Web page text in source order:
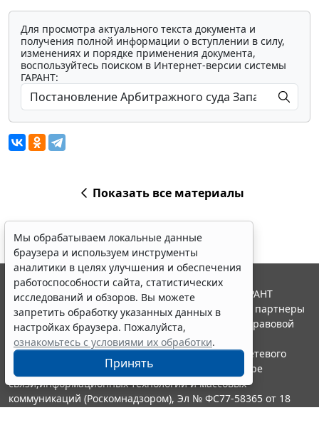
Для просмотра актуального текста документа и
получения полной информации о вступлении в силу,
изменениях и порядке применения документа,
воспользуйтесь поиском в Интернет-версии системы
ГАРАНТ:
Показать все материалы
Мы обрабатываем локальные данные
браузера и используем инструменты
аналитики в целях улучшения и обеспечения
работоспособности сайта, статистических
исследований и обзоров. Вы можете
запретить обработку указанных данных в
настройках браузера. Пожалуйста,
ознакомьтесь с условиями их обработки.
Принять
© ООО "НПП "ГАРАНТ-СЕРВИС", 2026. Система ГАРАНТ
выпускается с 1990 года. Компания "Гарант" и ее партнеры
являются участниками Российской ассоциации правовой
информации ГАРАНТ.
Портал ГАРАНТ.РУ зарегистрирован в качестве сетевого
издания Федеральной службой по надзору в сфере
связи,информационных технологий и массовых
коммуникаций (Роскомнадзором), Эл № ФС77-58365 от 18